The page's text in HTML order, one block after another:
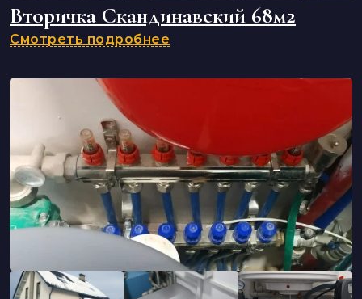
Вторичка Скандинавский 68м2
Смотреть подробнее